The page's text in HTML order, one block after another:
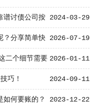
2024-03-29
谱讨债公司按
2026-07-19
？分享简单快
2026-01-11
二个细节需要
2024-09-11
巧！
2023-12-22
如何要账的？